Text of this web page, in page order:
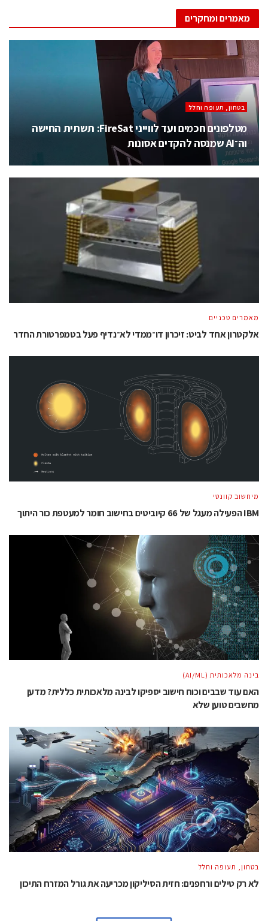
מאמרים ומחקרים
בטחון, תעופה וחלל
מטלפונים חכמים ועד לווייני FireSat: תשתית החישה
וה־AI שמנסה להקדים אסונות
מאמרים טכניים
אלקטרון אחד לביט: זיכרון דו־ממדי לא־נדיף פעל בטמפרטורת החדר
מיחשוב קוונטי
IBM הפעילה מעגל של 66 קיוביטים בחישוב חומר למעטפת כור היתוך
בינה מלאכותית (AI/ML)
האם עוד שבבים וכוח חישוב יספיקו לבינה מלאכותית כללית? מדען
מחשבים טוען שלא
בטחון, תעופה וחלל
לא רק טילים ורחפנים: חזית הסיליקון מכריעה את גורל המזרח התיכון